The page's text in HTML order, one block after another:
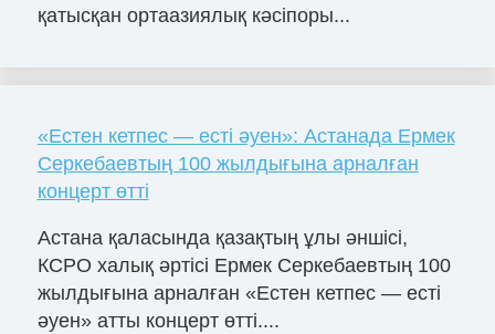
қатысқан ортаазиялық кәсіпоры...
«Естен кетпес — есті әуен»: Астанада Ермек
Серкебаевтың 100 жылдығына арналған
концерт өтті
Астана қаласында қазақтың ұлы әншісі,
КСРО халық әртісі Ермек Серкебаевтың 100
жылдығына арналған «Естен кетпес — есті
әуен» атты концерт өтті....